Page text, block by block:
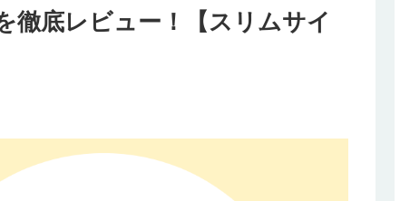
徹底レビュー！【スリムサイ